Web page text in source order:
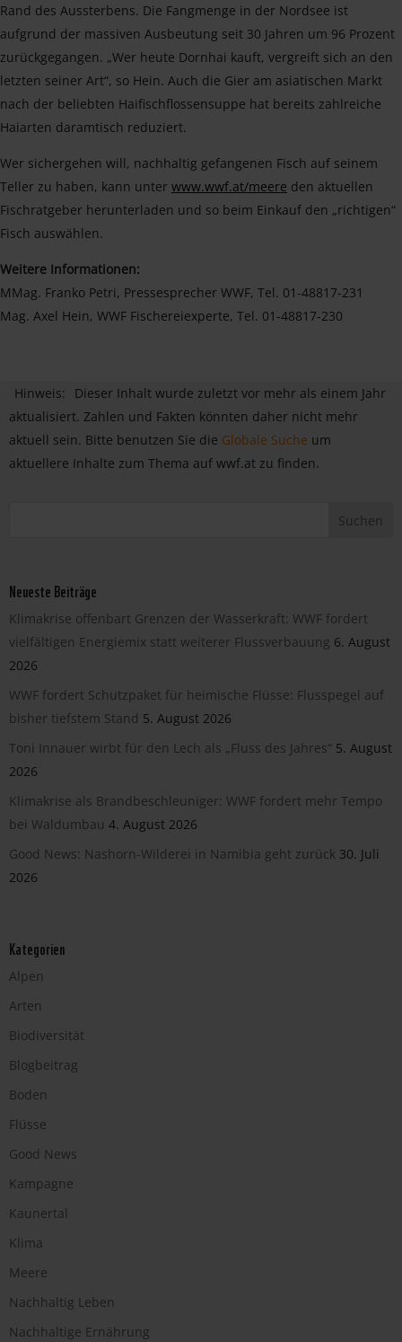
Rand des Aussterbens. Die Fangmenge in der Nordsee ist
aufgrund der massiven Ausbeutung seit 30 Jahren um 96 Prozent
zurückgegangen. „Wer heute Dornhai kauft, vergreift sich an den
letzten seiner Art“, so Hein. Auch die Gier am asiatischen Markt
nach der beliebten Haifischflossensuppe hat bereits zahlreiche
Haiarten daramtisch reduziert.
Wer sichergehen will, nachhaltig gefangenen Fisch auf seinem
Teller zu haben, kann unter www.wwf.at/meere den aktuellen
Fischratgeber herunterladen und so beim Einkauf den „richtigen“
Fisch auswählen.
Weitere Informationen:
MMag. Franko Petri, Pressesprecher WWF, Tel. 01-48817-231
Mag. Axel Hein, WWF Fischereiexperte, Tel. 01-48817-230
Hinweis:
Dieser Inhalt wurde zuletzt vor mehr als einem Jahr
aktualisiert. Zahlen und Fakten könnten daher nicht mehr
aktuell sein. Bitte benutzen Sie die Globale Suche um
aktuellere Inhalte zum Thema auf wwf.at zu finden.
Neueste Beiträge
Klimakrise offenbart Grenzen der Wasserkraft: WWF fordert
vielfältigen Energiemix statt weiterer Flussverbauung 6. August
2026
WWF fordert Schutzpaket für heimische Flüsse: Flusspegel auf
bisher tiefstem Stand 5. August 2026
Toni Innauer wirbt für den Lech als „Fluss des Jahres“ 5. August
2026
Klimakrise als Brandbeschleuniger: WWF fordert mehr Tempo
bei Waldumbau 4. August 2026
Good News: Nashorn-Wilderei in Namibia geht zurück 30. Juli
2026
Kategorien
Alpen
Arten
Biodiversität
Blogbeitrag
Boden
Flüsse
Good News
Kampagne
Kaunertal
Klima
Meere
Nachhaltig Leben
Nachhaltige Ernährung